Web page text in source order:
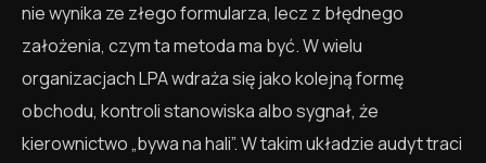
nie wynika ze złego formularza, lecz z błędnego
założenia, czym ta metoda ma być. W wielu
organizacjach LPA wdraża się jako kolejną formę
obchodu, kontroli stanowiska albo sygnał, że
kierownictwo „bywa na hali”. W takim układzie audyt traci